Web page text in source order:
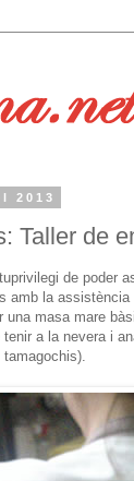
2013
Taller de
de poder
amb la
masa mare
a la nevera i